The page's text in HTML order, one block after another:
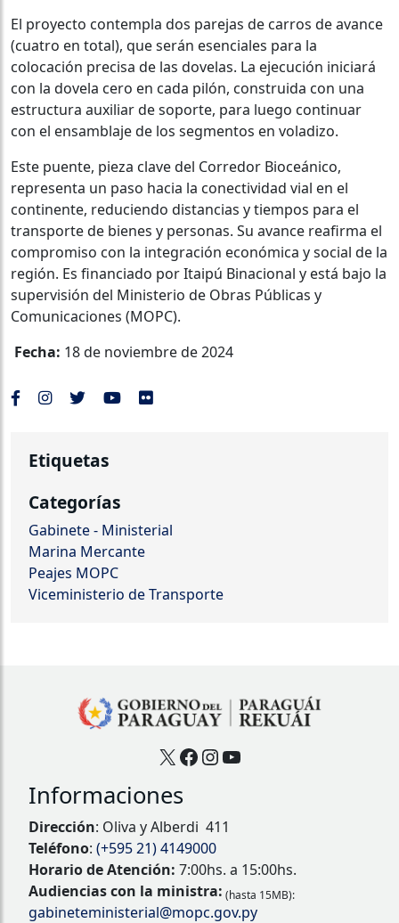
El proyecto contempla dos parejas de carros de avance
(cuatro en total), que serán esenciales para la
colocación precisa de las dovelas. La ejecución iniciará
con la dovela cero en cada pilón, construida con una
estructura auxiliar de soporte, para luego continuar
con el ensamblaje de los segmentos en voladizo.
Este puente, pieza clave del Corredor Bioceánico,
representa un paso hacia la conectividad vial en el
continente, reduciendo distancias y tiempos para el
transporte de bienes y personas. Su avance reafirma el
compromiso con la integración económica y social de la
región. Es financiado por Itaipú Binacional y está bajo la
supervisión del Ministerio de Obras Públicas y
Comunicaciones (MOPC).
Fecha: 18 de noviembre de 2024
Etiquetas
Categorías
Gabinete - Ministerial
Marina Mercante
Peajes MOPC
Viceministerio de Transporte
X Facebook
Instagram
YouTube
Informaciones
Dirección: Oliva y Alberdi 411
Teléfono: (+595 21) 4149000
Horario de Atención: 7:00hs. a 15:00hs.
Audiencias con la ministra: (hasta 15MB):
gabineteministerial@mopc.gov.py